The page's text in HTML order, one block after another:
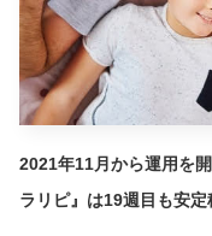
2021年11月から運用を
ラリピ』は19週目も安定